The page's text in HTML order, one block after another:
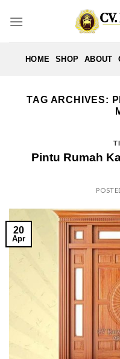
HOME SHOP ABOUT
TAG ARCHIVES:
Pintu Rumah
20
Apr